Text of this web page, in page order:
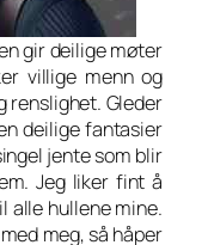
gir deilige møter
villige menn og
renslighet. Gleder
deilige fantasier
jente som blir
Jeg liker fint å
alle hullene mine.
meg, så håper